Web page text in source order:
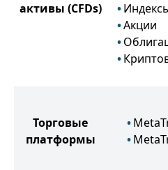
активы (CFDs)
Акции
Торговые
платформы